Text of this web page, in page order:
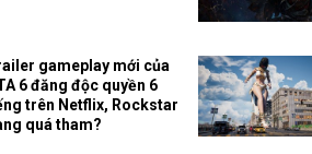
gameplay mới của
6 đăng độc quyền 6
trên Netflix, Rockstar
quá tham?